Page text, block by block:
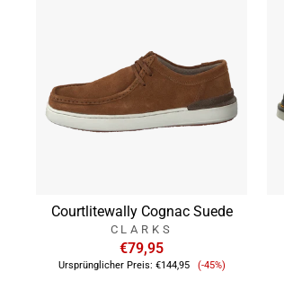
Courtlitewally Cognac Suede
CLARKS
€79,95
Ursprünglicher Preis: €144,95 Verkaufspreis
(-45%)